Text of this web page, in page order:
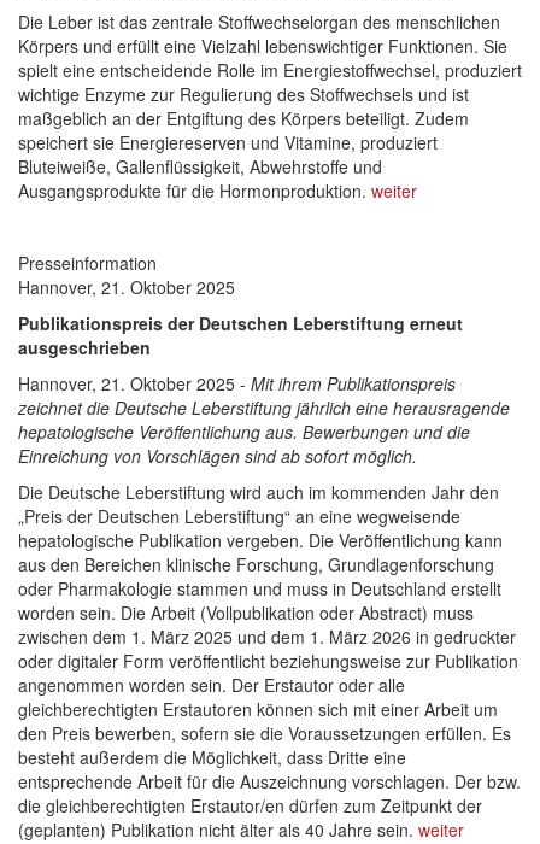
Die Leber ist das zentrale Stoffwechselorgan des menschlichen
Körpers und erfüllt eine Vielzahl lebenswichtiger Funktionen. Sie
spielt eine entscheidende Rolle im Energiestoffwechsel, produziert
wichtige Enzyme zur Regulierung des Stoffwechsels und ist
maßgeblich an der Entgiftung des Körpers beteiligt. Zudem
speichert sie Energiereserven und Vitamine, produziert
Bluteiweiße, Gallenflüssigkeit, Abwehrstoffe und
Ausgangsprodukte für die Hormonproduktion. weiter
Presseinformation
Hannover, 21. Oktober 2025
Publikationspreis der Deutschen Leberstiftung erneut
ausgeschrieben
Hannover, 21. Oktober 2025 - Mit ihrem Publikationspreis
zeichnet die Deutsche Leberstiftung jährlich eine herausragende
hepatologische Veröffentlichung aus. Bewerbungen und die
Einreichung von Vorschlägen sind ab sofort möglich.
Die Deutsche Leberstiftung wird auch im kommenden Jahr den
„Preis der Deutschen Leberstiftung“ an eine wegweisende
hepatologische Publikation vergeben. Die Veröffentlichung kann
aus den Bereichen klinische Forschung, Grundlagenforschung
oder Pharmakologie stammen und muss in Deutschland erstellt
worden sein. Die Arbeit (Vollpublikation oder Abstract) muss
zwischen dem 1. März 2025 und dem 1. März 2026 in gedruckter
oder digitaler Form veröffentlicht beziehungsweise zur Publikation
angenommen worden sein. Der Erstautor oder alle
gleichberechtigten Erstautoren können sich mit einer Arbeit um
den Preis bewerben, sofern sie die Voraussetzungen erfüllen. Es
besteht außerdem die Möglichkeit, dass Dritte eine
entsprechende Arbeit für die Auszeichnung vorschlagen. Der bzw.
die gleichberechtigten Erstautor/en dürfen zum Zeitpunkt der
(geplanten) Publikation nicht älter als 40 Jahre sein. weiter